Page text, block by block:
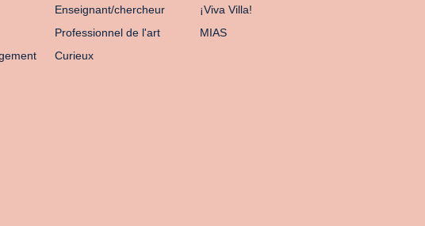
Enseignant/chercheur
Professionnel de l'art
Curieux
¡Viva Villa!
MIAS